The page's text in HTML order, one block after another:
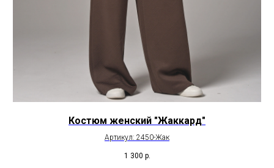
Костюм женский "Жаккард"
Артикул: 2450-Жак
1 300 р.